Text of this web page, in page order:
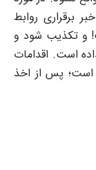
برقراری روابط
و تکذیب شود و
است. اقدامات
است؛ پس از اخذ